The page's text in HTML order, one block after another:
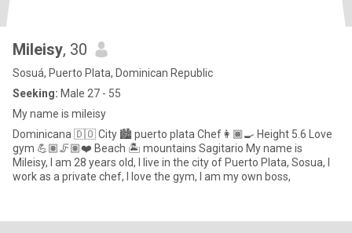
Mileisy, 30
Sosuá, Puerto Plata, Dominican Republic
Seeking: Male 27 - 55
My name is mileisy
Dominicana 🇩🇴 City 🏙 puerto plata Chef👩🏾‍🍳 Height 5.6 Love
gym 💪🏽🦵🏽❤️ Beach 🏝 mountains Sagitario My name is
Mileisy, I am 28 years old, I live in the city of Puerto Plata, Sosua, I
work as a private chef, I love the gym, I am my own boss,